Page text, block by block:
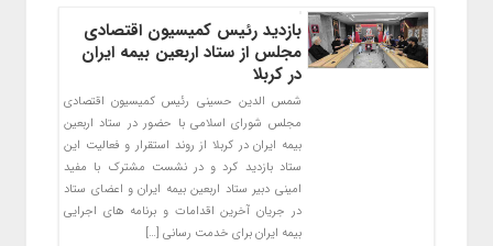
بازدید رئیس کمیسیون اقتصادی
مجلس از ستاد اربعین بیمه ایران
در کربلا
شمس الدین حسینی رئیس کمیسیون اقتصادی
مجلس شورای اسلامی با حضور در ستاد اربعین
بیمه ایران در کربلا از روند استقرار و فعالیت این
ستاد بازدید کرد و در نشست مشترک با مفید
امینی دبیر ستاد اربعین بیمه ایران و اعضای ستاد
در جریان آخرین اقدامات و برنامه های اجرایی
بیمه ایران برای خدمت رسانی […]